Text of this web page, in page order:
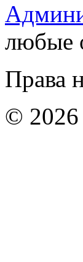
любые
Права
© 2026